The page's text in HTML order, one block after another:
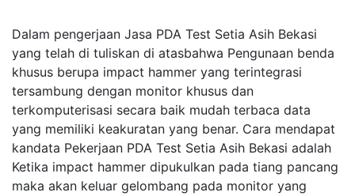
Dalam pengerjaan Jasa PDA Test Setia Asih Bekasi
yang telah di tuliskan di atasbahwa Pengunaan benda
khusus berupa impact hammer yang terintegrasi
tersambung dengan monitor khusus dan
terkomputerisasi secara baik mudah terbaca data
yang memiliki keakuratan yang benar. Cara mendapat
kandata Pekerjaan PDA Test Setia Asih Bekasi adalah
Ketika impact hammer dipukulkan pada tiang pancang
maka akan keluar gelombang pada monitor yang